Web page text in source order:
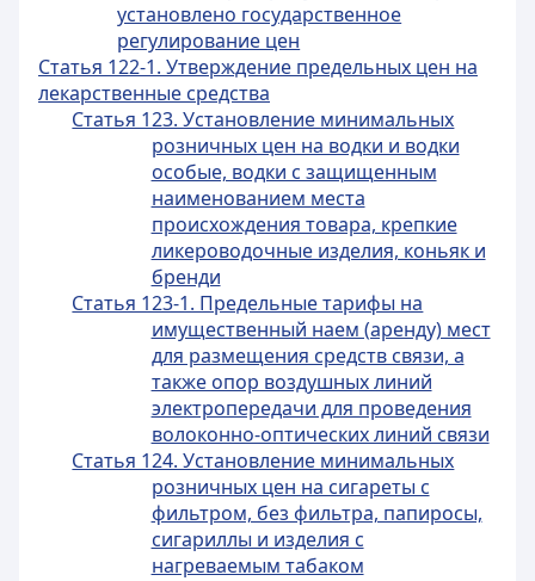
установлено государственное
регулирование цен
Статья 122-1. Утверждение предельных цен на
лекарственные средства
Статья 123. Установление минимальных
розничных цен на водки и водки
особые, водки с защищенным
наименованием места
происхождения товара, крепкие
ликероводочные изделия, коньяк и
бренди
Статья 123-1. Предельные тарифы на
имущественный наем (аренду) мест
для размещения средств связи, а
также опор воздушных линий
электропередачи для проведения
волоконно-оптических линий связи
Статья 124. Установление минимальных
розничных цен на сигареты с
фильтром, без фильтра, папиросы,
сигариллы и изделия с
нагреваемым табаком